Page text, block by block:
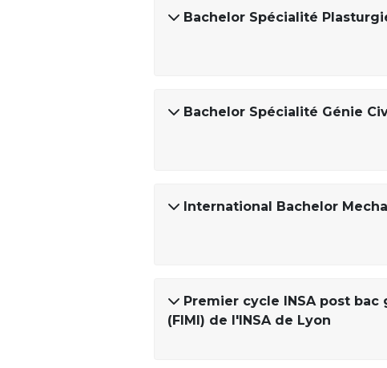
Bachelor Spécialité
Bachelor Spécialité Génie
International Bachelor
Premier cycle INSA post
(FIMI) de l'INSA de Lyon